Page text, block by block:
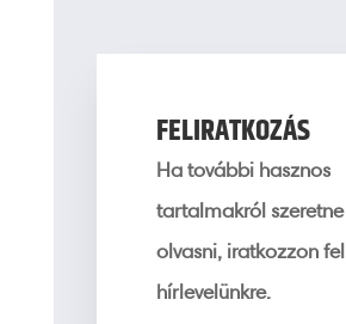
FELIRATKOZÁS
Ha további hasznos
tartalmakról szeretne
olvasni, iratkozzon fel
hírlevelünkre.